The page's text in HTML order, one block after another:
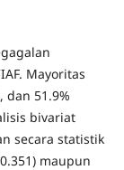
Mayoritas
dan 51.9%
bivariat
secara statistik
maupun